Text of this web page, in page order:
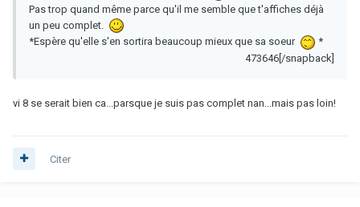
Pas trop quand même parce qu'il me semble que t'affiches déjà
un peu complet.
*Espère qu'elle s'en sortira beaucoup mieux que sa soeur
*
473646[/snapback]
vi 8 se serait bien ca...parsque je suis pas complet nan...mais pas loin!
Citer